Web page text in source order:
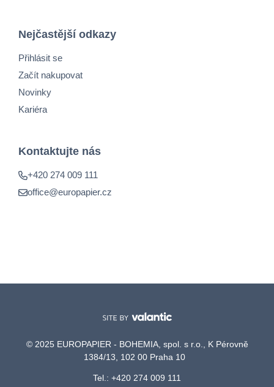
Nejčastější odkazy
Přihlásit se
Začít nakupovat
Novinky
Kariéra
Kontaktujte nás
+420 274 009 111
office@europapier.cz
© 2025 EUROPAPIER - BOHEMIA, spol. s r.o., K Pérovně
1384/13, 102 00 Praha 10
Tel.: +420 274 009 111